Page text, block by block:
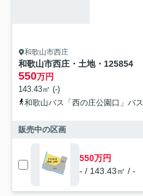
和歌山市西庄
和歌山市西庄・土地・125854
550万円
143.43㎡ (-)
和歌山バス「西の庄公園口」バ
販売中の区画
550万円
- / 143.43㎡ / -